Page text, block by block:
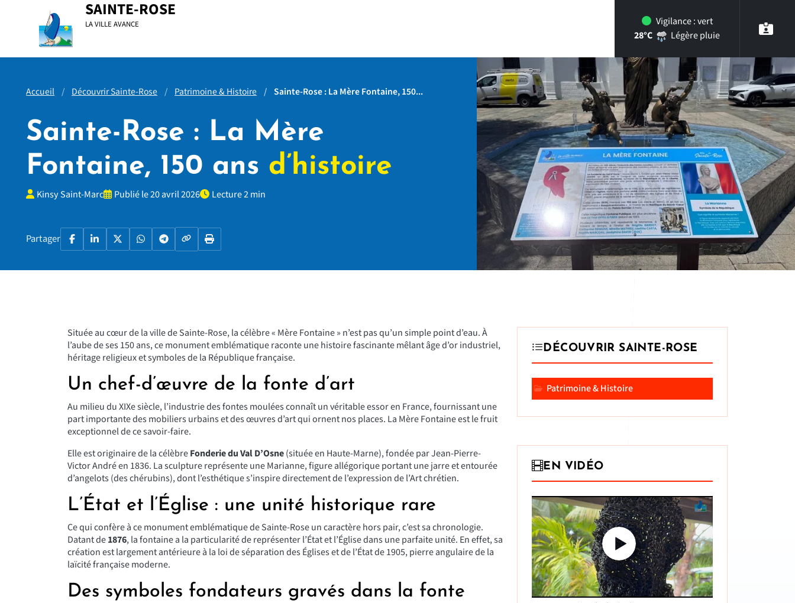
SAINTE-ROSE
LA VILLE AVANCE Vigilance :vert
28°C
Légère pluie
Accueil Découvrir Sainte-Rose Patrimoine & Histoire Sainte-Rose : La Mère Fontaine, 150...
Sainte-Rose : La Mère
Fontaine, 150 ans d’histoire
Kinsy Saint-Marc Publié le 20 avril 2026 Lecture 2 min
Partager FacebookLinkedIn
X WhatsAppTelegramCopier le lien
Imprimer la page
Située au cœur de la ville de Sainte-Rose, la célèbre « Mère Fontaine » n’est pas qu’un simple point d’eau. À
l’aube de ses 150 ans, ce monument emblématique raconte une histoire fascinante mêlant âge d’or industriel,
héritage religieux et symboles de la République française.
Un chef-d’œuvre de la fonte d’art
Au milieu du XIXe siècle, l’industrie des fontes moulées connaît un véritable essor en France, fournissant une
part importante des mobiliers urbains et des œuvres d’art qui ornent nos places. La Mère Fontaine est le fruit
exceptionnel de ce savoir-faire.
Elle est originaire de la célèbreFonderie du Val D’Osne(située en Haute-Marne), fondée parJean-Pierre-
Victor Andréen 1836. La sculpture représente une Marianne, figure allégorique portant une jarre et entourée
d’angelots (des chérubins), dont l’esthétique s’inspire directement de l’expression de l’Art chrétien.
L’État et l’Église : une unité historique rare
Ce qui confère à ce monument emblématique de Sainte-Rose un caractère hors pair, c’est sa chronologie.
Datant de1876, la fontaine a la particularité de représenter l’État et l’Église dans une parfaite unité. En effet, sa
création est largement antérieure à la loi de séparation des Églises et de l’État de 1905, pierre angulaire de la
laïcité française moderne.
Des symboles fondateurs gravés dans la fonte
DÉCOUVRIR SAINTE-ROSE
Patrimoine & Histoire
EN VIDÉO
Ville de Sainte-Rose x Art : Zoom sur l'oeuvre Traces Indélébiles de Jacky Poulier